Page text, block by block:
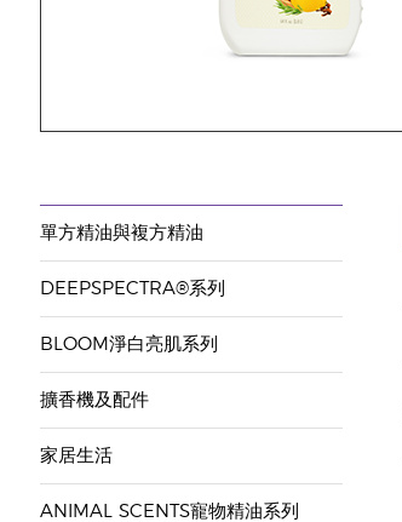
單方精油與複方精油
DEEPSPECTRA®系列
BLOOM淨白亮肌系列
擴香機及配件
家居生活
ANIMAL SCENTS寵物精油系列